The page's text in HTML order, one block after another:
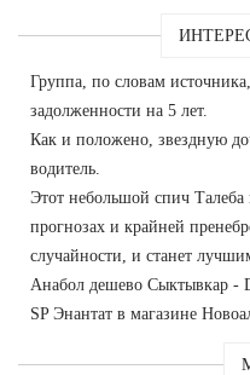
Группа, по словам
задолженности на 5 лет.
Как и положено, звездную
водитель.
Этот небольшой спич
прогнозах и крайней
случайности, и станет
Анабол дешево Сыктывкар -
SP Энантат в магазине